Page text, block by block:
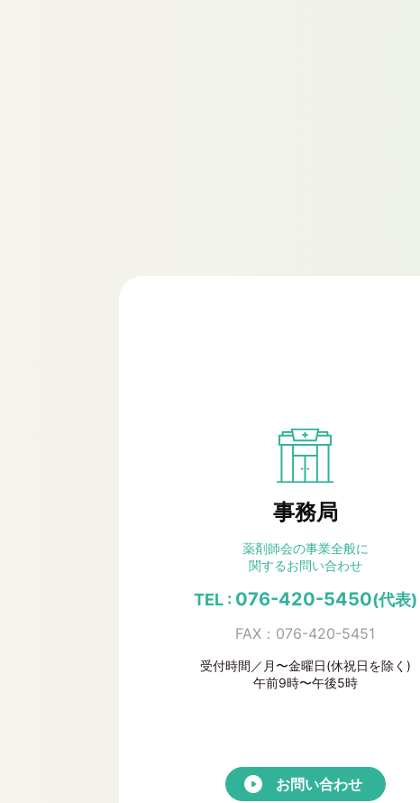
事務局
薬剤師会の事業全般に
関するお問い合わせ
TEL : 076-420-5450(代表)
FAX：076-420-5451
受付時間／月〜金曜日(休祝日を除く)
午前9時〜午後5時
お問い合わせ